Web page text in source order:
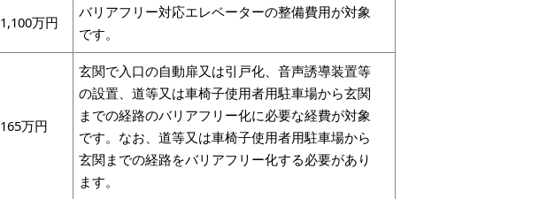
1,100万円
バリアフリー対応エレベーターの整備費用が対象
です。
165万円
玄関で入口の自動扉又は引戸化、音声誘導装置等
の設置、道等又は車椅子使用者用駐車場から玄関
までの経路のバリアフリー化に必要な経費が対象
です。なお、道等又は車椅子使用者用駐車場から
玄関までの経路をバリアフリー化する必要があり
ます。